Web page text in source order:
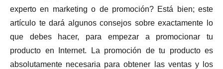
experto en marketing o de promoción? Está bien; este
artículo te dará algunos consejos sobre exactamente lo
que debes hacer, para empezar a promocionar tu
producto en Internet. La promoción de tu producto es
absolutamente necesaria para obtener las ventas y los